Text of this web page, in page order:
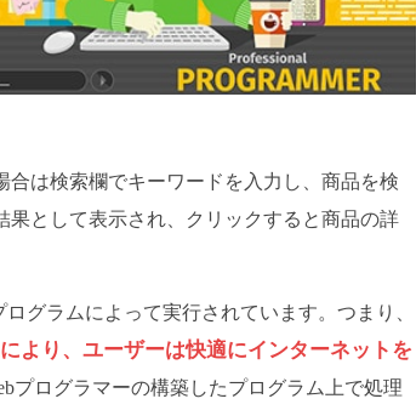
は検索欄でキーワードを入力し、商品を検
として表示され、クリックすると商品の詳
グラムによって実行されています。つまり、
より、ユーザーは快適にインターネットを
プログラマーの構築したプログラム上で処理